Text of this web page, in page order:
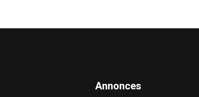
Annonces